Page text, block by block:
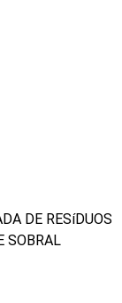
DE RESíDUOS
SOBRAL